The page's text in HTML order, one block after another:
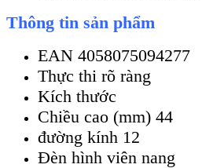
Thông tin sản phẩm
EAN 4058075094277
Thực thi rõ ràng
Kích thước
Chiều cao (mm) 44
đường kính 12
Đèn hình viên nang